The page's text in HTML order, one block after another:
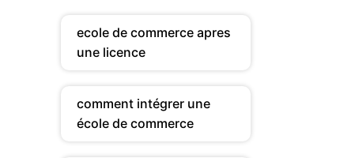
ecole de commerce apres
une licence
comment intégrer une
école de commerce